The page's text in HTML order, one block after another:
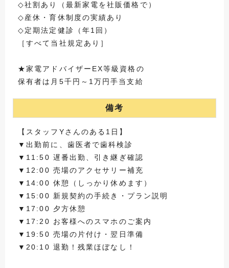
◇社割あり（最新家電を社販価格で）
◇産休・育休制度の実績あり
◇定期法定健診（年1回）
［すべて当社規定あり］
★家電アドバイザーEX等級資格の
保有者は月5千円～1万円手当支給
備考
【スタッフYさんのある1日】
▼出勤前に、歯医者で歯科検診
▼11:50 遅番出勤、引き継ぎ確認
▼12:00 売場のアクセサリー補充
▼14:00 休憩（しっかり休めます）
▼15:00 新規契約の手続き・プラン説明
▼17:00 夕方休憩
▼17:20 お客様へのスマホのご案内
▼19:50 売場の片付け・翌日準備
▼20:10 退勤！残業ほぼなし！